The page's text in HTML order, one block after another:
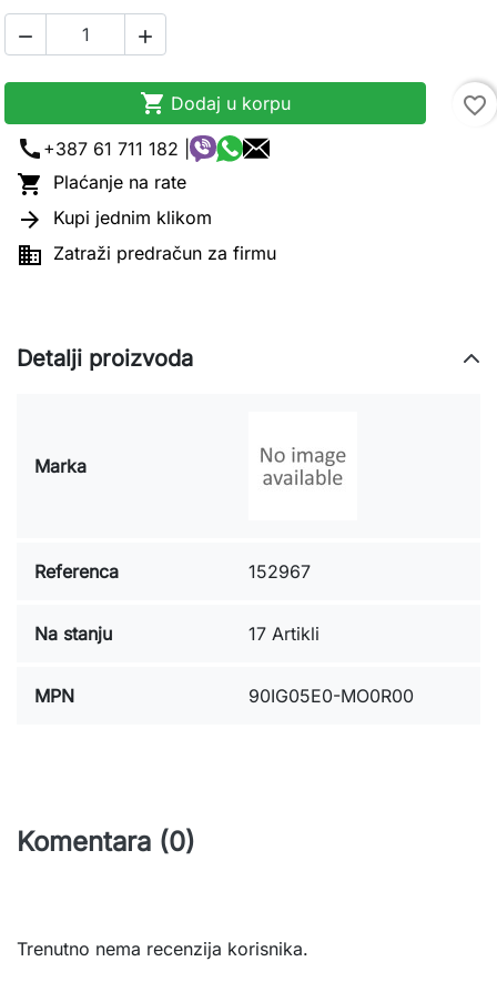
 
 Dodaj u korpu
favorite_border
call +387 61 711 182 |
 Plaćanje na rate
 Kupi jednim klikom
 Zatraži predračun za firmu
Detalji proizvoda
Marka
Referenca 152967
Na stanju 17 Artikli
MPN 90IG05E0-MO0R00
Komentara (0)
Trenutno nema recenzija korisnika.